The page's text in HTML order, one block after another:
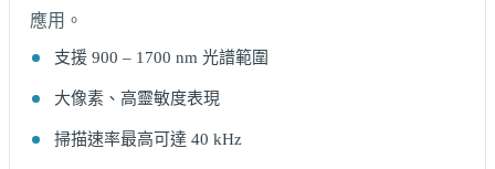
應用。
支援 900 – 1700 nm 光譜範圍
大像素、高靈敏度表現
掃描速率最高可達 40 kHz